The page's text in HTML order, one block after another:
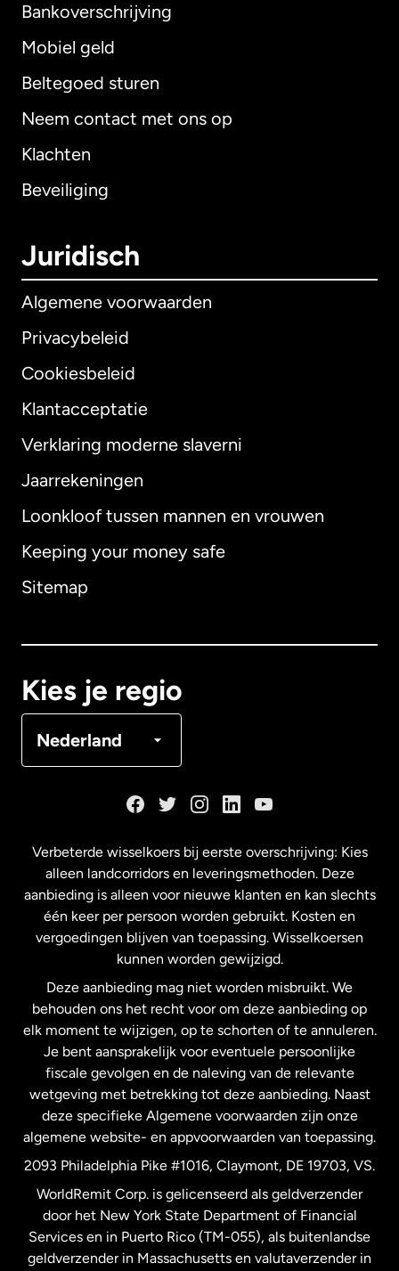
Bankoverschrijving
Mobiel geld
Beltegoed sturen
Neem contact met ons op
Klachten
Beveiliging
Juridisch
Algemene voorwaarden
Privacybeleid
Cookiesbeleid
Klantacceptatie
Verklaring moderne slaverni
Jaarrekeningen
Loonkloof tussen mannen en vrouwen
Keeping your money safe
Sitemap
Kies je regio
Nederland
Internationaal English
Australië
Maleisië
Nederland
Nieuw-Zeeland
Spanje
Verenigd Koninkrijk
Verenigde Staten English
Verenigde Staten Español
Verbeterde wisselkoers bij eerste overschrijving: Kies
alleen landcorridors en leveringsmethoden. Deze
aanbieding is alleen voor nieuwe klanten en kan slechts
één keer per persoon worden gebruikt. Kosten en
vergoedingen blijven van toepassing. Wisselkoersen
kunnen worden gewijzigd.
Deze aanbieding mag niet worden misbruikt. We
behouden ons het recht voor om deze aanbieding op
elk moment te wijzigen, op te schorten of te annuleren.
Je bent aansprakelijk voor eventuele persoonlijke
fiscale gevolgen en de naleving van de relevante
wetgeving met betrekking tot deze aanbieding. Naast
deze specifieke Algemene voorwaarden zijn onze
algemene website- en appvoorwaarden van toepassing.
2093 Philadelphia Pike #1016, Claymont, DE 19703, VS.
WorldRemit Corp. is gelicenseerd als geldverzender
door het New York State Department of Financial
Services en in Puerto Rico (TM-055), als buitenlandse
geldverzender in Massachusetts en valutaverzender in